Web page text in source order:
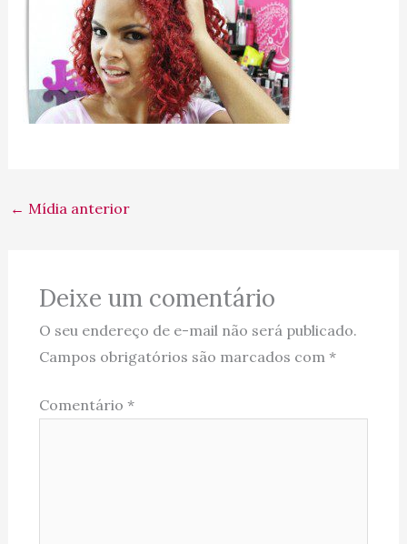
← Mídia anterior
Deixe um comentário
O seu endereço de e-mail não será publicado.
Campos obrigatórios são marcados com *
Comentário *